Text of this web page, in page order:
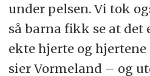
under pelsen. Vi tok
så barna fikk se at det
ekte hjerte og hjertene
sier Vormeland – og